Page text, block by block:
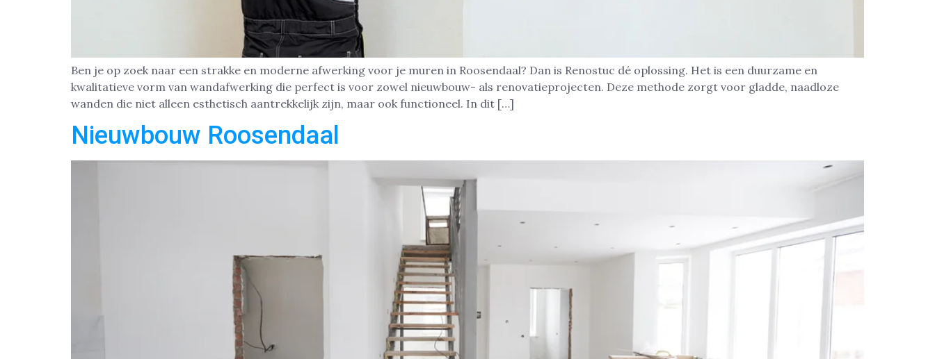
Ben je op zoek naar een strakke en moderne afwerking voor je muren in Roosendaal? Dan is Renostuc dé oplossing. Het is een duurzame en
kwalitatieve vorm van wandafwerking die perfect is voor zowel nieuwbouw- als renovatieprojecten. Deze methode zorgt voor gladde, naadloze
wanden die niet alleen esthetisch aantrekkelijk zijn, maar ook functioneel. In dit […]
Nieuwbouw Roosendaal